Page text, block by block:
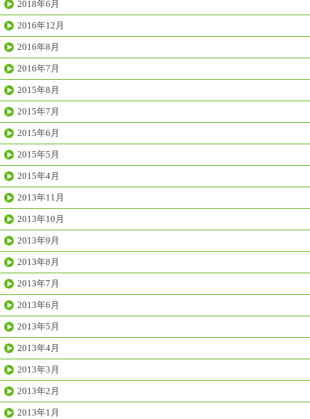
2018年6月
2016年12月
2016年8月
2016年7月
2015年8月
2015年7月
2015年6月
2015年5月
2015年4月
2013年11月
2013年10月
2013年9月
2013年8月
2013年7月
2013年6月
2013年5月
2013年4月
2013年3月
2013年2月
2013年1月